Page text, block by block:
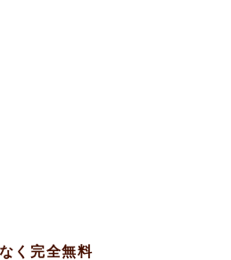
く完全無料